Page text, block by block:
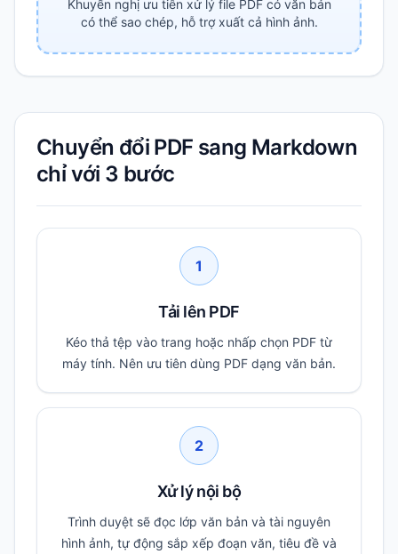
Khuyến nghị ưu tiên xử lý file PDF có văn bản
có thể sao chép, hỗ trợ xuất cả hình ảnh.
Chuyển đổi PDF sang Markdown
chỉ với 3 bước
1
Tải lên PDF
Kéo thả tệp vào trang hoặc nhấp chọn PDF từ
máy tính. Nên ưu tiên dùng PDF dạng văn bản.
2
Xử lý nội bộ
Trình duyệt sẽ đọc lớp văn bản và tài nguyên
hình ảnh, tự động sắp xếp đoạn văn, tiêu đề và